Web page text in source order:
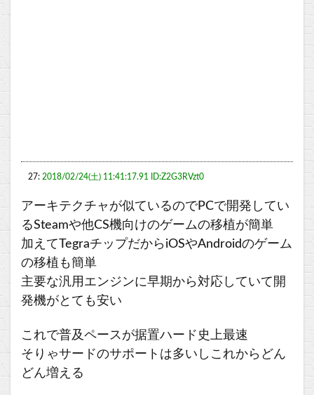
27: 2018/02/24(土) 11:41:17.91 ID:Z2G3RVzt0
アーキテクチャが似ているのでPCで開発してい
るSteamや他CS機向けのゲームの移植が簡単
加えてTegraチップだからiOSやAndroidのゲーム
の移植も簡単
主要な汎用エンジンに早期から対応していて開
発機がとても安い
これで普及ペースが据置ハード史上最速
そりゃサードのサポートは多いしこれからどん
どん増える